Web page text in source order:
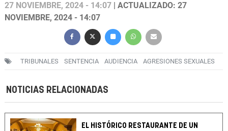
27 NOVIEMBRE, 2024 - 14:07 | ACTUALIZADO: 27
NOVIEMBRE, 2024 - 14:07
TRIBUNALES SENTENCIA AUDIENCIA AGRESIONES SEXUALES
NOTICIAS RELACIONADAS
EL HISTÓRICO RESTAURANTE DE UN